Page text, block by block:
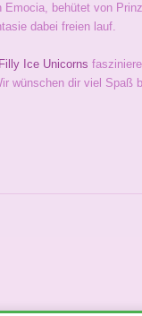
behütet von
dabei freien lauf.
Filly Ice Unicorns
wünschen dir viel Spaß